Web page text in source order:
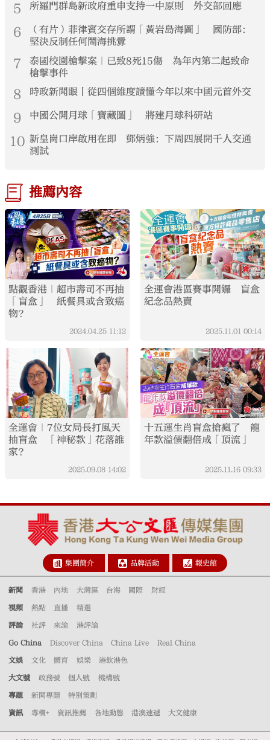
5 所羅門群島新政府重申支持一中原則 外交部回應
6
（有片）菲律賓交存所謂「黃岩島海圖」 國防部：
堅決反制任何鬧海挑釁
7
泰國校園槍擊案｜已致8死15傷 為年內第二起致命
槍擊事件
8 時政新聞眼丨從四個維度讀懂今年以來中國元首外交
9 中國公開月球「寶藏圖」 將建月球科研站
10 新皇崗口岸啟用在即 鄧炳強：下周四展開千人交通
測試
推薦內容
點觀香港｜超市壽司不再抽
「盲盒」 紙餐具或含致癌
物？
2024.04.25 11:12
全運會港區賽事開鑼 盲盒
紀念品熱賣
2025.11.01 00:14
全運會｜7位女局長打風天
抽盲盒 「神秘款」花落誰
家？
2025.09.08 14:02
十五運生肖盲盒搶瘋了 龍
年款溢價翻倍成「頂流」
2025.11.16 09:33
集團簡介 品牌活動 報史館
新聞 香港 內地 大灣區 台海 國際 財經
視頻 熱點 直播 精選
評論 社評 來論 港評論
Go China Discover China China Live Real China
文娛 文化 體育 娛樂 港飲港色
大文號 政務號 個人號 機構號
專題 新聞專題 特別策劃
資訊 專欄+ 資訊推薦 各地動態 港澳速遞 大文健康